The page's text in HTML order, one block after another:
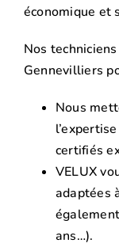
économique et
Nos
Gennevilliers
Nous
certifiés
VELUX
adaptées
ans…).